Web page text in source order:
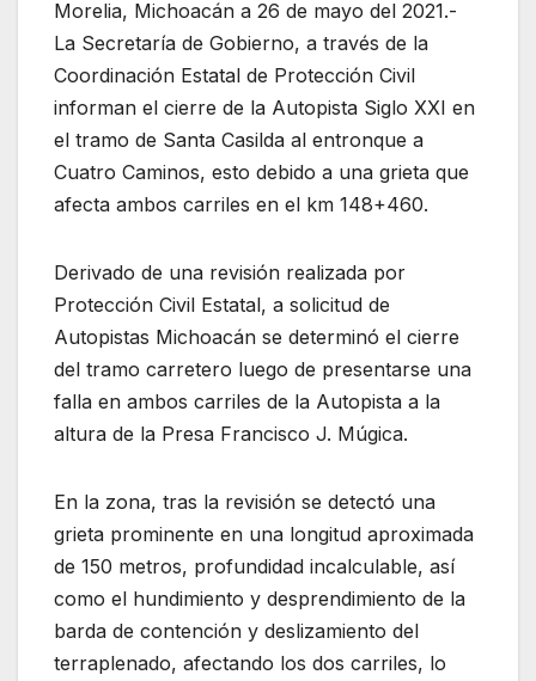
Morelia, Michoacán a 26 de mayo del 2021.-
La Secretaría de Gobierno, a través de la
Coordinación Estatal de Protección Civil
informan el cierre de la Autopista Siglo XXI en
el tramo de Santa Casilda al entronque a
Cuatro Caminos, esto debido a una grieta que
afecta ambos carriles en el km 148+460.
Derivado de una revisión realizada por
Protección Civil Estatal, a solicitud de
Autopistas Michoacán se determinó el cierre
del tramo carretero luego de presentarse una
falla en ambos carriles de la Autopista a la
altura de la Presa Francisco J. Múgica.
En la zona, tras la revisión se detectó una
grieta prominente en una longitud aproximada
de 150 metros, profundidad incalculable, así
como el hundimiento y desprendimiento de la
barda de contención y deslizamiento del
terraplenado, afectando los dos carriles, lo